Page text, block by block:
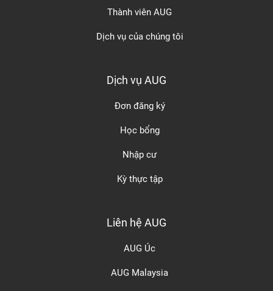
Thành viên AUG
Dịch vụ của chúng tôi
Dịch vụ AUG
Đơn đăng ký
Học bổng
Nhập cư
Kỳ thực tập
Liên hệ AUG
AUG Úc
AUG Malaysia